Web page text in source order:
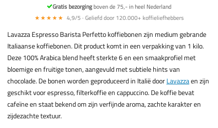
Gratis bezorgingboven de 75,- in heel Nederland
★★★★★ 4,9/5 · Geliefd door 120.000+ koffieliefhebbers
Lavazza Espresso Barista Perfetto koffiebonen zijn medium gebrande
Italiaanse koffiebonen. Dit product komt in een verpakking van 1 kilo.
Deze 100% Arabica blend heeft sterkte 6 en een smaakprofiel met
bloemige en fruitige tonen, aangevuld met subtiele hints van
chocolade. De bonen worden geproduceerd in Italië doorLavazzaen zijn
geschikt voor espresso, filterkoffie en cappuccino. De koffie bevat
cafeïne en staat bekend om zijn verfijnde aroma, zachte karakter en
zijdezachte textuur.